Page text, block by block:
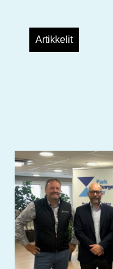
Artikkelit
Kirjoittaja:
Sähköauton
ratkaisuja
ParkChargePay
yhteistyöstä, joka
ParkChargePayn